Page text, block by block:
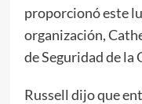
proporcionó este
organización,
de Seguridad de la
Russell dijo que